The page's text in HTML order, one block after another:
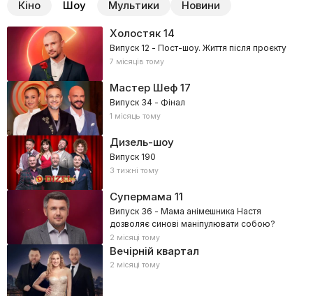
Кіно Шоу Мультики Новини
Холостяк14
Випуск 12 - Пост-шоу. Життя після проєкту
7 місяців тому
Мастер Шеф17
Випуск 34 - Фінал
1 місяць тому
Дизель-шоу
Випуск 190
3 тижні тому
Супермама 11
Випуск 36 - Мама анімешника Настя
дозволяє синові маніпулювати собою?
2 місяці тому
Вечірній квартал
2 місяці тому